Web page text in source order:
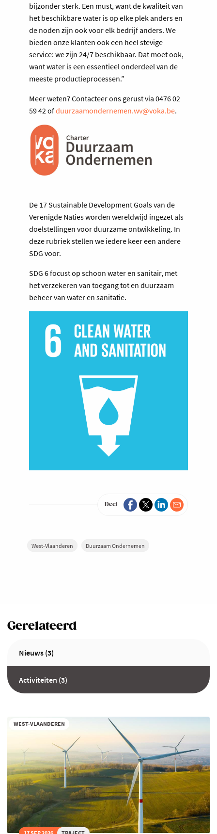
bijzonder sterk. Een must, want de kwaliteit van
het beschikbare water is op elke plek anders en
de noden zijn ook voor elk bedrijf anders. We
bieden onze klanten ook een heel stevige
service: we zijn 24/7 beschikbaar. Dat moet ook,
want water is een essentieel onderdeel van de
meeste productieprocessen.”
Meer weten? Contacteer ons gerust via 0476 02
59 42 ofduurzaamondernemen.wv@voka.be.
De 17 Sustainable Development Goals van de
Verenigde Naties worden wereldwijd ingezet als
doelstellingen voor duurzame ontwikkeling. In
deze rubriek stellen we iedere keer een andere
SDG voor.
SDG 6 focust op schoon water en sanitair, met
het verzekeren van toegang tot en duurzaam
beheer van water en sanitatie.
Deel
West-Vlaanderen Duurzaam Ondernemen
Gerelateerd
Nieuws (3)
Activiteiten (3)
WEST-VLAANDEREN